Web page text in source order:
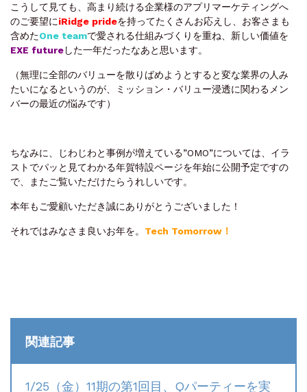
こうして見ても、高まり続ける企業様のアプリマーケティングへ
のご要望にiRidge prideを持ってたくさんお応えし、お客さまも
含めたOne teamで愛される仕組みづくりを重ね、新しい価値を
EXE futureした一年だったなあと思います。
（無理に全部のバリューを散りばめようとすると変な業界の人み
たいになるというのが、ミッション・バリュー浸透に関わるメン
バーの最近の悩みです）
ちなみに、じわじわと事例が増えている”OMO”については、イラ
ストでパッと見てわかる年賀特設ページを年始に公開予定ですの
で、またご覧いただけたらうれしいです。
本年もご愛顧いただき誠にありがとうございました！
それではみなさま良いお年を。 Tech Tomorrow！
関連記事
1/25（金）11期の第1回目、Qパーティーを実